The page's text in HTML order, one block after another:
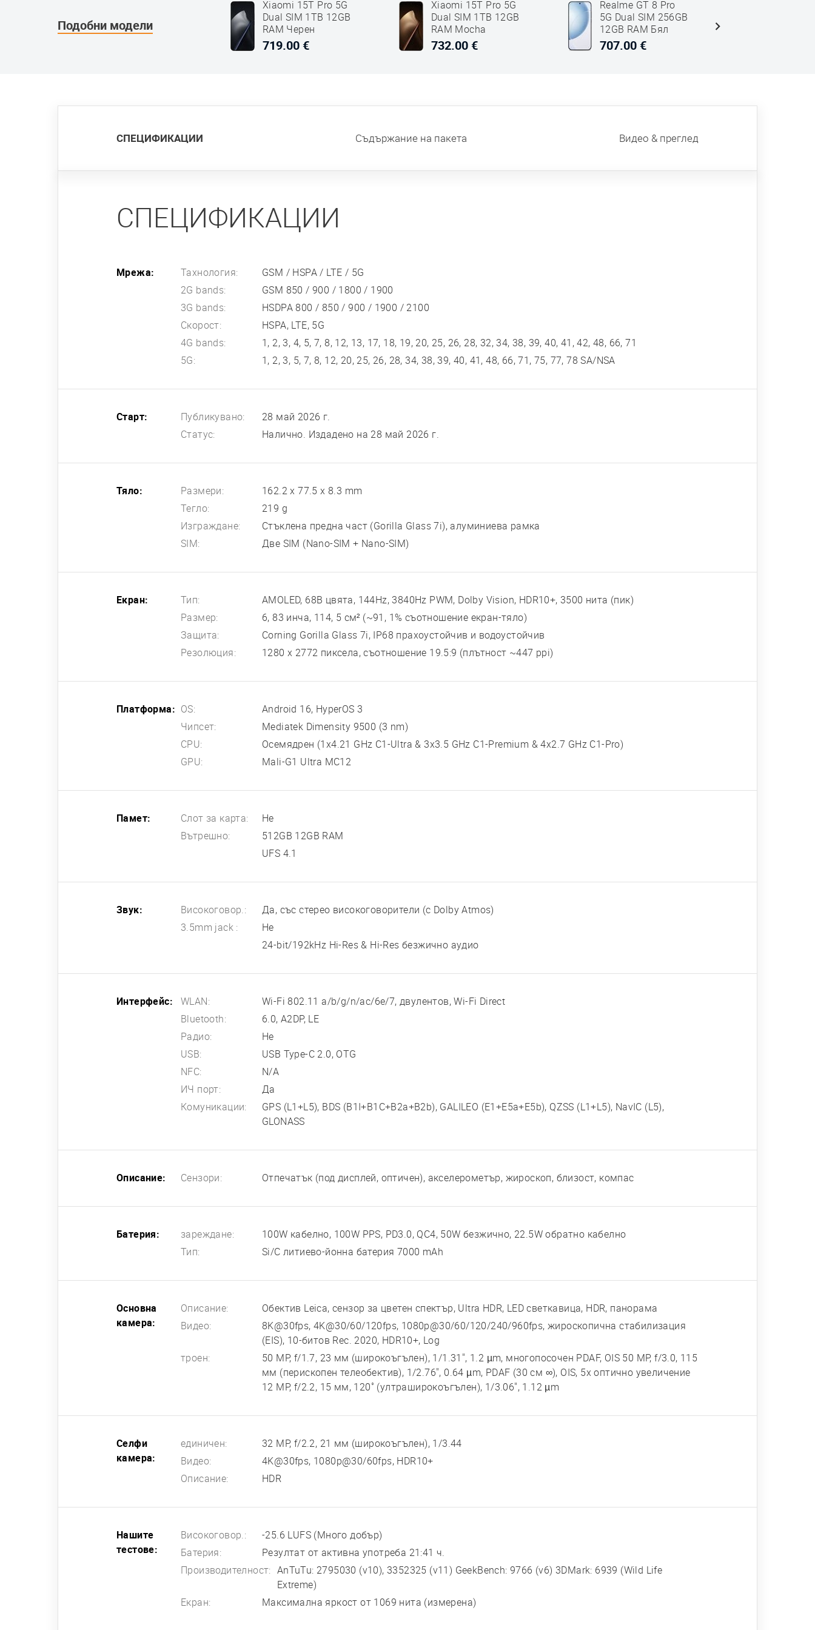
Подобни модели
Xiaomi 15T Pro 5G
Dual SIM 1TB 12GB
RAM Черен
719.00 €
Xiaomi 15T Pro 5G
Dual SIM 1TB 12GB
RAM Mocha
Златен
732.00 €
Realme GT 8 Pro
5G Dual SIM 256GB
12GB RAM Бял
707.00 €
СПЕЦИФИКАЦИИ Съдържание на пакета Видео & преглед
СПЕЦИФИКАЦИИ
Мрежа: Тахнология:
GSM / HSPA / LTE / 5G
2G bands:
GSM 850 / 900 / 1800 / 1900
3G bands:
HSDPA 800 / 850 / 900 / 1900 / 2100
Скорост:
HSPA, LTE, 5G
4G bands:
1, 2, 3, 4, 5, 7, 8, 12, 13, 17, 18, 19, 20, 25, 26, 28, 32, 34, 38, 39, 40, 41, 42, 48, 66, 71
5G:
1, 2, 3, 5, 7, 8, 12, 20, 25, 26, 28, 34, 38, 39, 40, 41, 48, 66, 71, 75, 77, 78 SA/NSA
Старт: Публикувано:
28 май 2026 г.
Статус:
Налично. Издадено на 28 май 2026 г.
Тяло: Размери:
162.2 x 77.5 x 8.3 mm
Тегло:
219 g
Изграждане:
Стъклена предна част (Gorilla Glass 7i), алуминиева рамка
SIM:
Две SIM (Nano-SIM + Nano-SIM)
Екран: Тип:
AMOLED, 68B цвята, 144Hz, 3840Hz PWM, Dolby Vision, HDR10+, 3500 нита (пик)
Размер:
6, 83 инча, 114, 5 см² (~91, 1% съотношение екран-тяло)
Защита:
Corning Gorilla Glass 7i, IP68 прахоустойчив и водоустойчив
Резолюция:
1280 x 2772 пиксела, съотношение 19.5:9 (плътност ~447 ppi)
Платформа: OS:
Android 16, HyperOS 3
Чипсет:
Mediatek Dimensity 9500 (3 nm)
CPU:
Осемядрен (1x4.21 GHz C1-Ultra & 3x3.5 GHz C1-Premium & 4x2.7 GHz C1-Pro)
GPU:
Mali-G1 Ultra MC12
Памет: Слот за карта:
Не
Вътрешно:
512GB 12GB RAM
UFS 4.1
Звук: Високоговор.:
Да, със стерео високоговорители (с Dolby Atmos)
3.5mm jack :
Не
24-bit/192kHz Hi-Res & Hi-Res безжично аудио
Интерфейс: WLAN:
Wi-Fi 802.11 a/b/g/n/ac/6e/7, двулентов, Wi-Fi Direct
Bluetooth:
6.0, A2DP, LE
Радио:
Не
USB:
USB Type-C 2.0, OTG
NFC:
N/A
ИЧ порт:
Да
Комуникации:
GPS (L1+L5), BDS (B1I+B1C+B2a+B2b), GALILEO (E1+E5a+E5b), QZSS (L1+L5), NavIC (L5),
GLONASS
Описание: Сензори: Отпечатък (под дисплей, оптичен), акселерометър, жироскоп, близост, компас
Батерия: зареждане:
100W кабелно, 100W PPS, PD3.0, QC4, 50W безжично, 22.5W обратно кабелно
Тип:
Si/C литиево-йонна батерия 7000 mAh
Основна
камера:
Описание:
Обектив Leica, сензор за цветен спектър, Ultra HDR, LED светкавица, HDR, панорама
Видео:
8K@30fps, 4K@30/60/120fps, 1080p@30/60/120/240/960fps, жироскопична стабилизация
(EIS), 10-битов Rec. 2020, HDR10+, Log
троен:
50 MP, f/1.7, 23 мм (широкоъгълен), 1/1.31", 1.2 µm, многопосочен PDAF, OIS 50 MP, f/3.0, 115
мм (перископен телеобектив), 1/2.76", 0.64 µm, PDAF (30 см ∞), OIS, 5x оптично увеличение
12 MP, f/2.2, 15 мм, 120˚ (ултраширокоъгълен), 1/3.06", 1.12 µm
Селфи
камера:
единичен:
32 MP, f/2.2, 21 мм (широкоъгълен), 1/3.44
Видео:
4K@30fps, 1080p@30/60fps, HDR10+
Описание:
HDR
Нашите
тестове:
Високоговор.:
-25.6 LUFS (Много добър)
Батерия:
Резултат от активна употреба 21:41 ч.
Производителност: AnTuTu: 2795030 (v10), 3352325 (v11) GeekBench: 9766 (v6) 3DMark: 6939 (Wild Life
Extreme)
Екран:
Максимална яркост от 1069 нита (измерена)